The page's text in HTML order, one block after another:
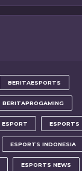
BERITAESPORTS
BERITAPROGAMING
ESPORT ESPORTS
ESPORTS INDONESIA
ESPORTS NEWS